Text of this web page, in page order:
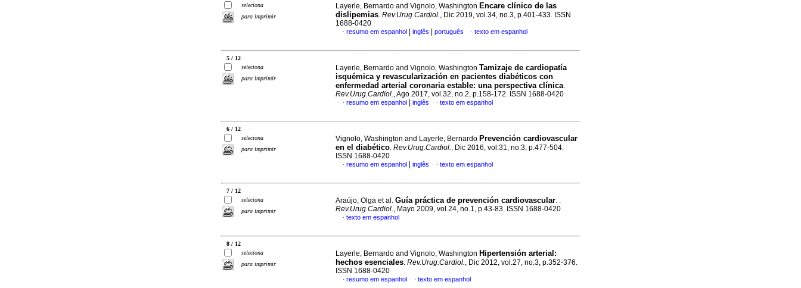
seleciona
para imprimir
Layerle, Bernardo and Vignolo, Washington Encare clínico de las
dislipemias. Rev.Urug.Cardiol., Dic 2019, vol.34, no.3, p.401-433. ISSN
1688-0420
· resumo em espanhol inglês português · texto em espanhol
5 / 12
seleciona
para imprimir
Layerle, Bernardo and Vignolo, Washington Tamizaje de cardiopatía
isquémica y revascularización en pacientes diabéticos con
enfermedad arterial coronaria estable: una perspectiva clínica.
Rev.Urug.Cardiol., Ago 2017, vol.32, no.2, p.158-172. ISSN 1688-0420
· resumo em espanhol inglês · texto em espanhol
6 / 12
seleciona
para imprimir
Vignolo, Washington and Layerle, Bernardo Prevención cardiovascular
en el diabético. Rev.Urug.Cardiol., Dic 2016, vol.31, no.3, p.477-504.
ISSN 1688-0420
· resumo em espanhol inglês · texto em espanhol
7 / 12
seleciona
para imprimir
Araújo, Olga et al. Guía práctica de prevención cardiovascular. .
Rev.Urug.Cardiol., Mayo 2009, vol.24, no.1, p.43-83. ISSN 1688-0420
· texto em espanhol
8 / 12
seleciona
para imprimir
Layerle, Bernardo and Vignolo, Washington Hipertensión arterial:
hechos esenciales. Rev.Urug.Cardiol., Dic 2012, vol.27, no.3, p.352-376.
ISSN 1688-0420
· resumo em espanhol · texto em espanhol